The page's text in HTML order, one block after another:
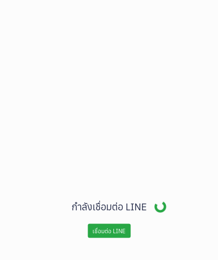
กำลังเชื่อมต่อ LINE Loading...
เชื่อมต่อ LINE